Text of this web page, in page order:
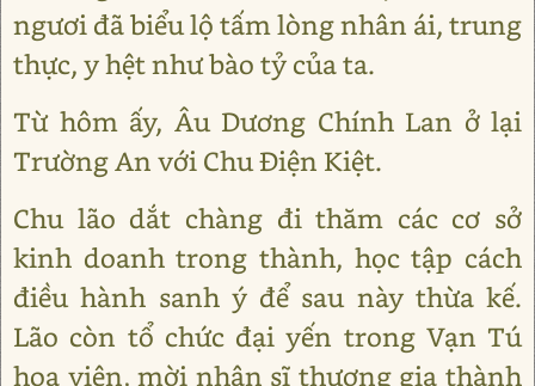
ngươi đã biểu lộ tấm lòng nhân ái, trung
thực, y hệt như bào tỷ của ta.
Từ hôm ấy, Âu Dương Chính Lan ở lại
Trường An với Chu Điện Kiệt.
Chu lão dắt chàng đi thăm các cơ sở
kinh doanh trong thành, học tập cách
điều hành sanh ý để sau này thừa kế.
Lão còn tổ chức đại yến trong Vạn Tú
hoa viên, mời nhân sĩ thương gia thành